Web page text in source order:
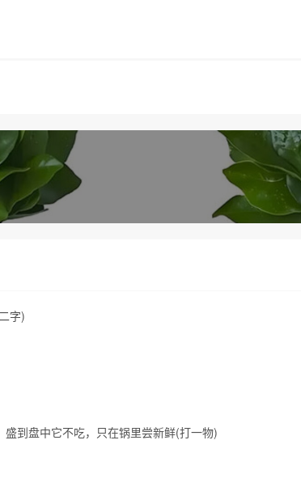
字)
到盘中它不吃，只在锅里尝新鲜(打一物)